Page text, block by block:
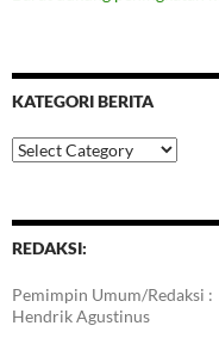
KATEGORI BERITA
Kategori
Berita
REDAKSI:
Pemimpin Umum/Redaksi :
Hendrik Agustinus